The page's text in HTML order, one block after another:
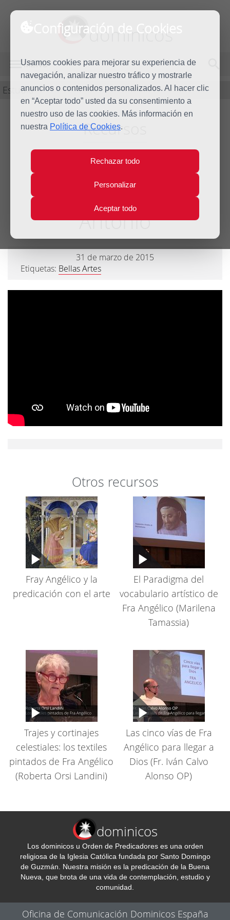
Configuración de Cookies
Usamos cookies para mejorar su experiencia de
navegación, analizar nuestro tráfico y mostrarle
anuncios o contenidos personalizados. Al hacer clic
en “Aceptar todo” usted da su consentimiento a
nuestro uso de las cookies. Más información en
nuestra Política de Cookies.
Rechazar todo
Personalizar
Aceptar todo
dominicos
MENÚ
Estudio
Recursos
Presentación
Historiador Juan
Antonio
31 de marzo de 2015
Etiquetas: Bellas Artes
Otros recursos
Fray Angélico y la
predicación con el arte
El Paradigma del
vocabulario artístico de
Fra Angélico (Marilena
Tamassia)
Trajes y cortinajes
celestiales: los textiles
pintados de Fra Angélico
(Roberta Orsi Landini)
Las cinco vías de Fra
Angélico para llegar a
Dios (Fr. Iván Calvo
Alonso OP)
dominicos
Los dominicos u Orden de Predicadores es una orden
religiosa de la Iglesia Católica fundada por Santo Domingo
de Guzmán. Nuestra misión es la predicación de la Buena
Nueva, que brota de una vida de contemplación, estudio y
comunidad.
Oficina de Comunicación Dominicos España